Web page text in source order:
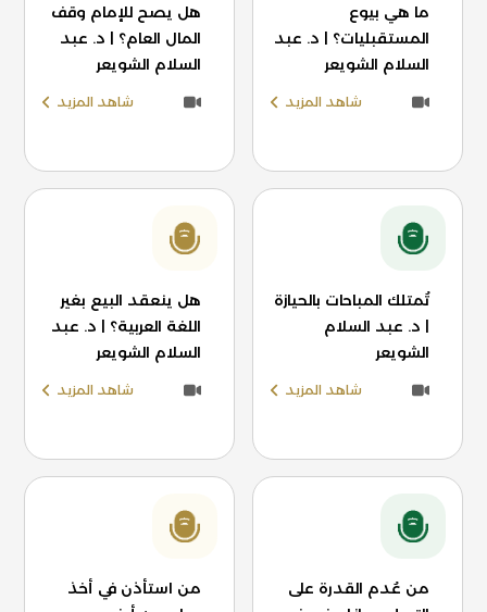
ما هي بيوع
المستقبليات؟ | د. عبد
السلام الشويعر
شاهد المزيد
هل يصح للإمام وقف
المال العام؟ | د. عبد
السلام الشويعر
شاهد المزيد
تُمتلك المباحات بالحيازة
| د. عبد السلام
الشويعر
شاهد المزيد
هل ينعقد البيع بغير
اللغة العربية؟ | د. عبد
السلام الشويعر
شاهد المزيد
من عُدم القدرة على
من استأذن في أخذ